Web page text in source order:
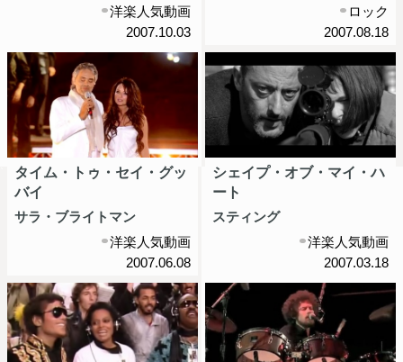
洋楽人気動画
2007.10.03
ロック
2007.08.18
タイム・トゥ・セイ・グッ
バイ
サラ・ブライトマン
洋楽人気動画
2007.06.08
シェイプ・オブ・マイ・ハ
ート
スティング
洋楽人気動画
2007.03.18